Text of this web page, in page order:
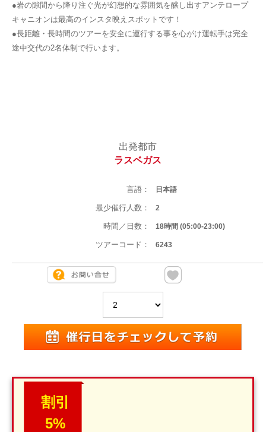
●岩の隙間から降り注ぐ光が幻想的な雰囲気を醸し出すアンテロープ
キャニオンは最高のインスタ映えスポットです！
●長距離・長時間のツアーを安全に運行する事を心がけ運転手は完全
途中交代の2名体制で行います。
出発都市
ラスベガス
言語： 日本語
最少催行人数： 2
時間／日数： 18時間 (05:00-23:00)
ツアーコード： 6243
割引
5%